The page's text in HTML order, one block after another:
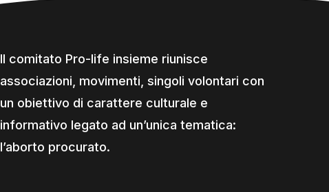
Il comitato Pro-life insieme riunisce
associazioni, movimenti, singoli volontari con
un obiettivo di carattere culturale e
informativo legato ad un’unica tematica:
l’aborto procurato.